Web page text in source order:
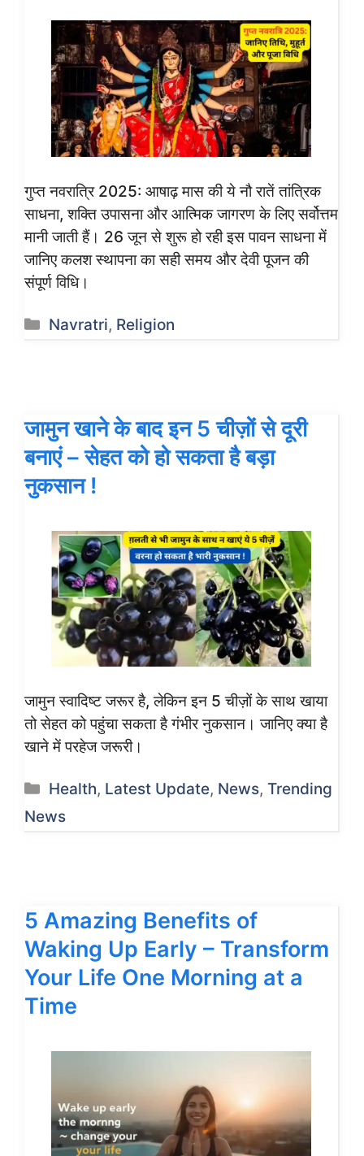
गुप्त नवरात्रि 2025: आषाढ़ मास की ये नौ रातें तांत्रिक
साधना, शक्ति उपासना और आत्मिक जागरण के लिए सर्वोत्तम
मानी जाती हैं। 26 जून से शुरू हो रही इस पावन साधना में
जानिए कलश स्थापना का सही समय और देवी पूजन की
संपूर्ण विधि।
Categories
Navratri, Religion
जामुन खाने के बाद इन 5 चीज़ों से दूरी
बनाएं – सेहत को हो सकता है बड़ा
नुकसान !
जामुन स्वादिष्ट जरूर है, लेकिन इन 5 चीज़ों के साथ खाया
तो सेहत को पहुंचा सकता है गंभीर नुकसान। जानिए क्या है
खाने में परहेज जरूरी।
Categories
Health, Latest Update, News,Trending
News
5 Amazing Benefits of
Waking Up Early – Transform
Your Life One Morning at a
Time